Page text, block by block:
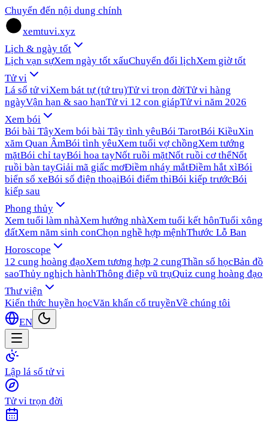
Chuyển đến nội dung chính
xemtuvi.xyz
Lịch & ngày tốt
Lịch vạn sựXem ngày tốt xấuChuyển đổi lịchXem giờ tốt
Tử vi
Lá số tử viXem bát tự (tứ trụ)Tử vi trọn đờiTử vi hàng
ngàyVận hạn & sao hạnTử vi 12 con giápTử vi năm 2026
Xem bói
Bói bài TâyXem bói bài Tây tình yêuBói TarotBói KiềuXin
xăm Quan ÂmBói tình yêuXem tuổi vợ chồngXem tướng
mặtBói chỉ tayBói hoa tayNốt ruồi mặtNốt ruồi cơ thểNốt
ruồi bàn tayGiải mã giấc mơĐiềm nháy mắtĐiềm hắt xìBói
biển số xeBói số điện thoạiBói điểm thiBói kiếp trướcBói
kiếp sau
Phong thủy
Xem tuổi làm nhàXem hướng nhàXem tuổi kết hônTuổi xông
đấtXem năm sinh conChọn nghề hợp mệnhThước Lỗ Ban
Horoscope
12 cung hoàng đạoXem tương hợp 2 cungThần số họcBản đồ
saoThủy nghịch hànhThông điệp vũ trụQuiz cung hoàng đạo
Thư viện
Kiến thức huyền họcVăn khấn cổ truyềnVề chúng tôi
EN
Lập lá số tử vi
Tử vi trọn đời